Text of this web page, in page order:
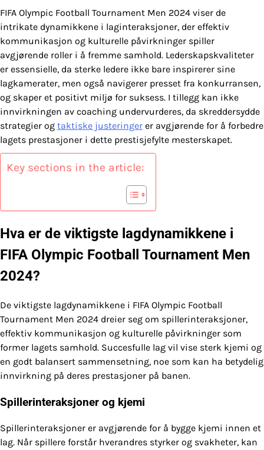
FIFA Olympic Football Tournament Men 2024 viser de
intrikate dynamikkene i laginteraksjoner, der effektiv
kommunikasjon og kulturelle påvirkninger spiller
avgjørende roller i å fremme samhold. Lederskapskvaliteter
er essensielle, da sterke ledere ikke bare inspirerer sine
lagkamerater, men også navigerer presset fra konkurransen,
og skaper et positivt miljø for suksess. I tillegg kan ikke
innvirkningen av coaching undervurderes, da skreddersydde
strategier og taktiske justeringer er avgjørende for å forbedre
lagets prestasjoner i dette prestisjefylte mesterskapet.
Key sections in the article:
Hva er de viktigste lagdynamikkene i
FIFA Olympic Football Tournament Men
2024?
De viktigste lagdynamikkene i FIFA Olympic Football
Tournament Men 2024 dreier seg om spillerinteraksjoner,
effektiv kommunikasjon og kulturelle påvirkninger som
former lagets samhold. Succesfulle lag vil vise sterk kjemi og
en godt balansert sammensetning, noe som kan ha betydelig
innvirkning på deres prestasjoner på banen.
Spillerinteraksjoner og kjemi
Spillerinteraksjoner er avgjørende for å bygge kjemi innen et
lag. Når spillere forstår hverandres styrker og svakheter, kan